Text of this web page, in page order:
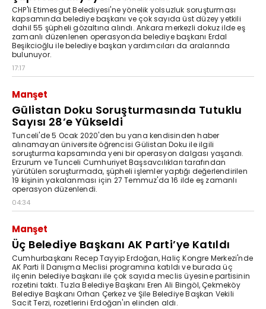
CHP'li Etimesgut Belediyesi'ne yönelik yolsuzluk soruşturması
kapsamında belediye başkanı ve çok sayıda üst düzey yetkili
dahil 55 şüpheli gözaltına alındı. Ankara merkezli dokuz ilde eş
zamanlı düzenlenen operasyonda belediye başkanı Erdal
Beşikcioğlu ile belediye başkan yardımcıları da aralarında
bulunuyor.
17:17
Manşet
Gülistan Doku Soruşturmasında Tutuklu
Sayısı 28’e Yükseldi
Tunceli'de 5 Ocak 2020'den bu yana kendisinden haber
alınamayan üniversite öğrencisi Gülistan Doku ile ilgili
soruşturma kapsamında yeni bir operasyon dalgası yaşandı.
Erzurum ve Tunceli Cumhuriyet Başsavcılıkları tarafından
yürütülen soruşturmada, şüpheli işlemler yaptığı değerlendirilen
19 kişinin yakalanması için 27 Temmuz'da 16 ilde eş zamanlı
operasyon düzenlendi.
04:34
Manşet
Üç Belediye Başkanı AK Parti’ye Katıldı
Cumhurbaşkanı Recep Tayyip Erdoğan, Haliç Kongre Merkezi'nde
AK Parti İl Danışma Meclisi programına katıldı ve burada üç
ilçenin belediye başkanı ile çok sayıda meclis üyesine partisinin
rozetini taktı. Tuzla Belediye Başkanı Eren Ali Bingöl, Çekmeköy
Belediye Başkanı Orhan Çerkez ve Şile Belediye Başkan Vekili
Sacit Terzi, rozetlerini Erdoğan'ın elinden aldı.